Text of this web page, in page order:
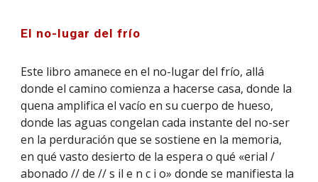
El no-lugar del frío
Este libro amanece en el no-lugar del frío, allá
donde el camino comienza a hacerse casa, donde la
quena amplifica el vacío en su cuerpo de hueso,
donde las aguas congelan cada instante del no-ser
en la perduración que se sostiene en la memoria,
en qué vasto desierto de la espera o qué «erial /
abonado // de // s il e n c i o» donde se manifiesta la